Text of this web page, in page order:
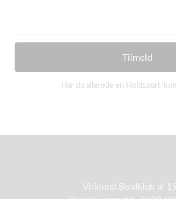
Tilmeld
Har du allerede en Holdsport-
Virklund Boldklub af